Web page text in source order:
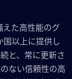
た高性能のグ
国以上に提供し
と、常に更新さ
ない信頼性の高